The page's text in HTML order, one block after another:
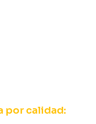
por calidad: